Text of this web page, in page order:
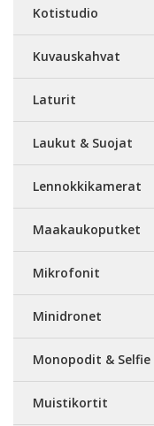
Kotistudio
Kuvauskahvat
Laturit
Laukut & Suojat
Lennokkikamerat
Maakaukoputket
Mikrofonit
Minidronet
Monopodit & Selfie
Muistikortit